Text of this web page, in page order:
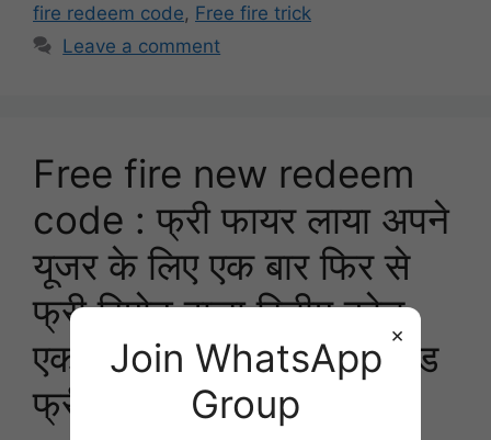
×
Join WhatsApp
Group
fire redeem code, Free fire trick
Leave a comment
Free fire new redeem
code : फ्री फायर लाया अपने
यूजर के लिए एक बार फिर से
फ्री रिमोट वाला रिडीम कोड
एक बार उसे करने पर सारे मोड
फ्री